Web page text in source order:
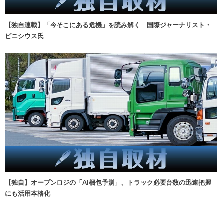
【独自連載】「今そこにある危機」を読み解く 国際ジャーナリスト・
ビニシウス氏
【独自】オープンロジの「AI梱包予測」、トラック必要台数の迅速把握
にも活用本格化